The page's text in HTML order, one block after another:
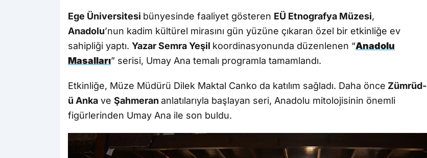
Ege Üniversitesi bünyesinde faaliyet gösteren EÜ Etnografya Müzesi,
Anadolu’nun kadim kültürel mirasını gün yüzüne çıkaran özel bir etkinliğe ev
sahipliği yaptı. Yazar Semra Yeşil koordinasyonunda düzenlenen “Anadolu
Masalları” serisi, Umay Ana temalı programla tamamlandı.
Etkinliğe, Müze Müdürü Dilek Maktal Canko da katılım sağladı. Daha önce Zümrüd-
ü Anka ve Şahmeran anlatılarıyla başlayan seri, Anadolu mitolojisinin önemli
figürlerinden Umay Ana ile son buldu.